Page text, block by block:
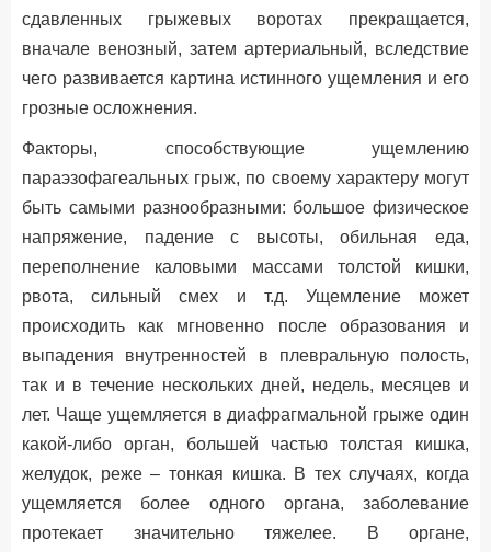
сдавленных грыжевых воротах прекращается,
вначале венозный, затем артериальный, вследствие
чего развивается картина истинного ущемления и его
грозные осложнения.
Факторы, способствующие ущемлению
параэзофагеальных грыж, по своему характеру могут
быть самыми разнообразными: большое физическое
напряжение, падение с высоты, обильная еда,
переполнение каловыми массами толстой кишки,
рвота, сильный смех и т.д. Ущемление может
происходить как мгновенно после образования и
выпадения внутренностей в плевральную полость,
так и в течение нескольких дней, недель, месяцев и
лет. Чаще ущемляется в диафрагмальной грыже один
какой-либо орган, большей частью толстая кишка,
желудок, реже – тонкая кишка. В тех случаях, когда
ущемляется более одного органа, заболевание
протекает значительно тяжелее. В органе,